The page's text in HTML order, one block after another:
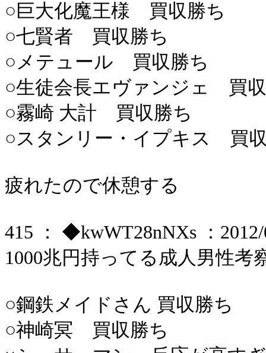
○巨大化魔王様 買収勝ち
○七賢者 買収勝ち
○メテュール 買収勝ち
○生徒会長エヴァンジェ 買
○霧崎 大計 買収勝ち
○スタンリー・イプキス 買
疲れたので休憩する
415 ： ◆kwWT28nNXs ：
1000兆円持ってる成人男性考
○鋼鉄メイドさん 買収勝ち
○神崎冥 買収勝ち